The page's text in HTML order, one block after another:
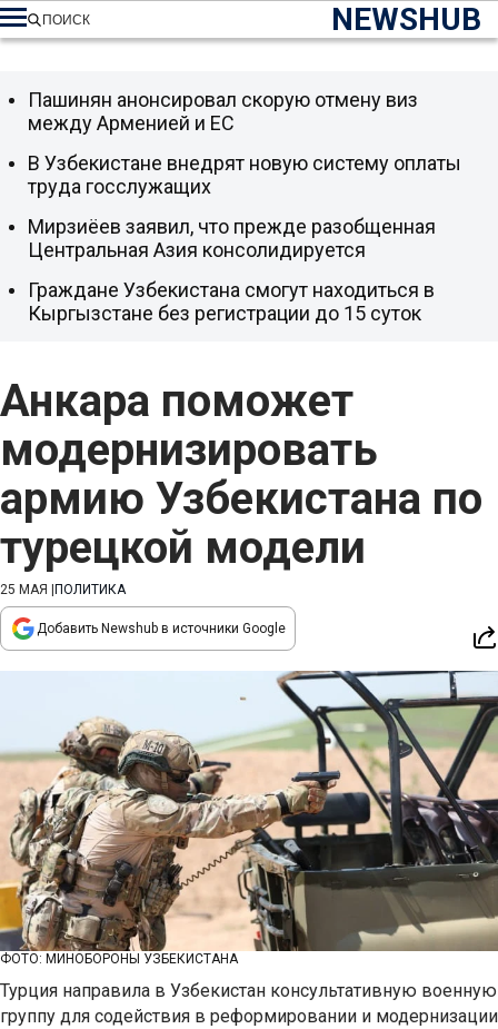
NEWSHUB
ПОИСК
Анкара поможет
модернизировать
армию Узбекистана по
турецкой модели
25 МАЯ ПОЛИТИКА
Добавить Newshub в источники Google
ФОТО: МИНОБОРОНЫ УЗБЕКИСТАНА
Турция направила в Узбекистан консультативную военную
группу для содействия в реформировании и модернизации
Пашинян анонсировал скорую отмену виз
между Арменией и ЕС
В Узбекистане внедрят новую систему оплаты
труда госслужащих
Мирзиёев заявил, что прежде разобщенная
Центральная Азия консолидируется
Граждане Узбекистана смогут находиться в
Кыргызстане без регистрации до 15 суток